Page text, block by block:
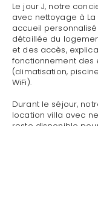
Le jour J, notre
avec nettoyage à
accueil
détaillée du
et des accès,
fonctionnement des
(climatisation,
WiFi).
Durant le séjour,
location villa avec
reste disponible